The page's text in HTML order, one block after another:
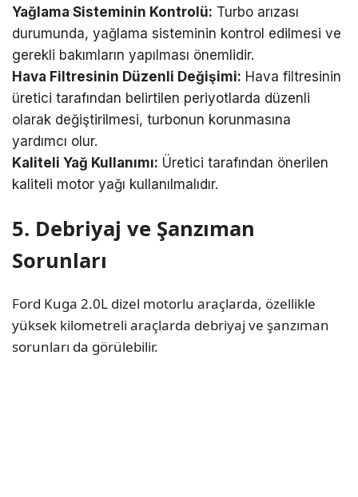
Yağlama Sisteminin Kontrolü: Turbo arızası
durumunda, yağlama sisteminin kontrol edilmesi ve
gerekli bakımların yapılması önemlidir.
Hava Filtresinin Düzenli Değişimi: Hava filtresinin
üretici tarafından belirtilen periyotlarda düzenli
olarak değiştirilmesi, turbonun korunmasına
yardımcı olur.
Kaliteli Yağ Kullanımı: Üretici tarafından önerilen
kaliteli motor yağı kullanılmalıdır.
5. Debriyaj ve Şanzıman
Sorunları
Ford Kuga 2.0L dizel motorlu araçlarda, özellikle
yüksek kilometreli araçlarda debriyaj ve şanzıman
sorunları da görülebilir.